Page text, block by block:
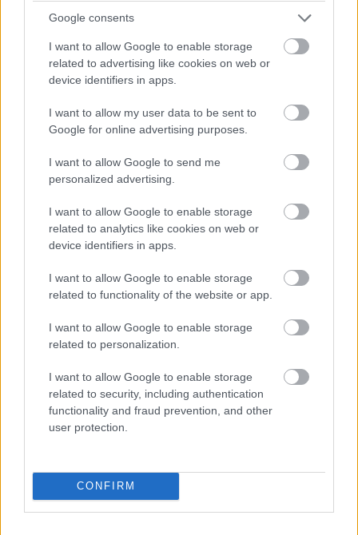
Google consents
I want to allow Google to enable storage
related to advertising like cookies on web or
device identifiers in apps.
I want to allow my user data to be sent to
Google for online advertising purposes.
I want to allow Google to send me
personalized advertising.
I want to allow Google to enable storage
related to analytics like cookies on web or
device identifiers in apps.
I want to allow Google to enable storage
related to functionality of the website or app.
I want to allow Google to enable storage
related to personalization.
I want to allow Google to enable storage
related to security, including authentication
functionality and fraud prevention, and other
user protection.
CONFIRM
ongelman. Ohjelmisto mahdollistaa aktiiviselle
kirjanpitäjälle mahdollisuuden antaa paremmin
neuvoja taloudenhoidossa ja näin myös asiakas
hyötyy enemmän, kertoo Henrik.
Voit kokeilla Procountoria
heti!
Tutustu Procountor-ohjelmistoon jatilaa
maksuttomat tutustumistunnukset
Kokeile Procountoria ilmaiseksi